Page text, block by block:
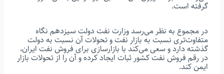
گرفته است.
در مجموع به نظر می‌رسد وزارت نفت دولت سیزدهم نگاه
متفاوت‌تری نسبت به بازار نفت و تحولات آن نسبت به دولت
گذشته دارد و سعی می‌کند با بازارسازی برای فروش نفت ایران،
در رقم فروش نفت کشور ثبات ایجاد کرده و آن را از تحولات بازار
ایمن کند.